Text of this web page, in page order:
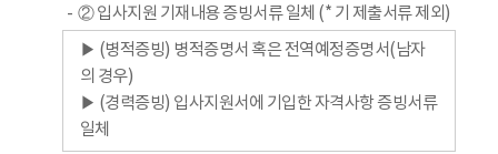
② 입사지원 기재내용 증빙서류 일체 (* 기 제출서류 제외)
▶ (병적증빙) 병적증명서 혹은 전역예정증명서(남자
의 경우)
▶ (경력증빙) 입사지원서에 기입한 자격사항 증빙서류
일체